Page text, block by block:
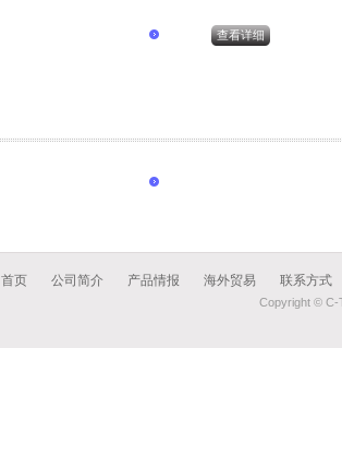
查看详细
首页 公司简介 产品情报 海外贸易 联系方式
Copyright © C-